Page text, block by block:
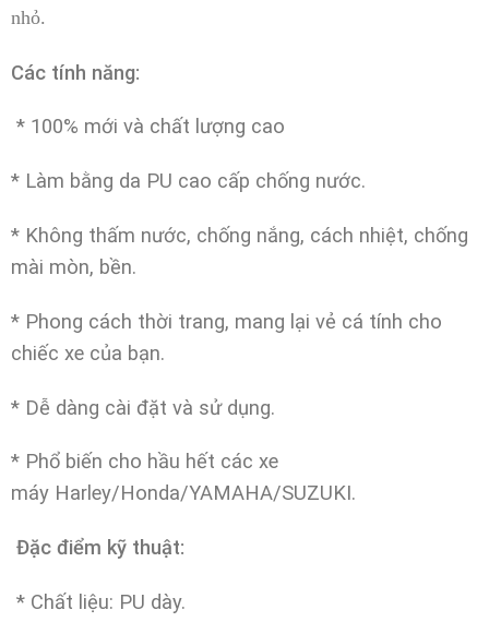
nhỏ.
Các tính năng:
* 100% mới và chất lượng cao
* Làm bằng da PU cao cấp chống nước.
* Không thấm nước, chống nắng, cách nhiệt, chống
mài mòn, bền.
* Phong cách thời trang, mang lại vẻ cá tính cho
chiếc xe của bạn.
* Dễ dàng cài đặt và sử dụng.
* Phổ biến cho hầu hết các xe
máy Harley/Honda/YAMAHA/SUZUKI.
Đặc điểm kỹ thuật:
* Chất liệu: PU dày.